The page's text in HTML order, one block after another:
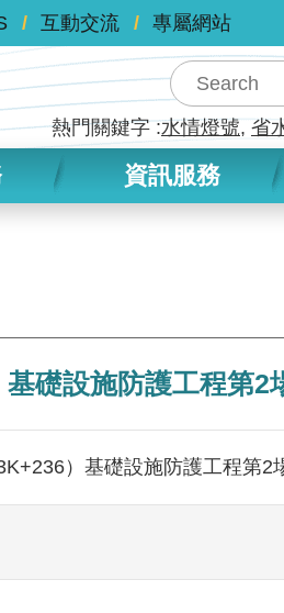
互動交流 專屬網站
熱門關鍵字 水情燈號 省
資訊服務
礎設施防護工程第2
）基礎設施防護工程第2